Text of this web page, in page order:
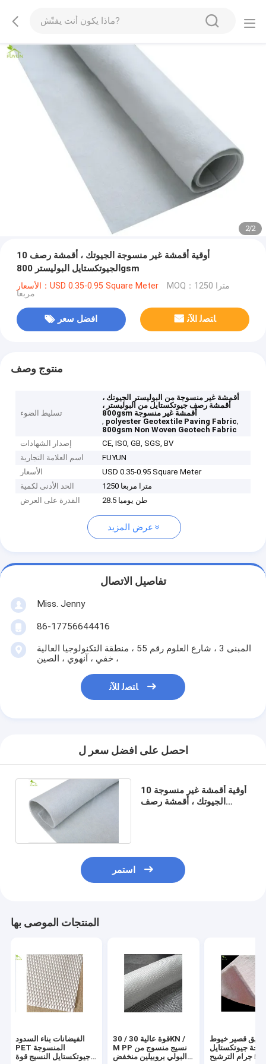
2/2
10 أوقية أقمشة غير منسوجة الجيوتك ، أقمشة رصف
الجيوتكستايل البوليستر 800gsm
الأسعار：USD 0.35-0.95 Square Meter MOQ：1250 مترا
مربعا
افضل سعر ﺎﺘﺼﻟ ﺍﻶﻧ
منتوج وصف
تسليط الضوء
أقمشة غير منسوجة من البوليستر الجيوتك ،
أقمشة رصف جيوتكستايل من البوليستر ،
800gsm أقمشة غير منسوجة
, polyester Geotextile Paving Fabric,
800gsm Non Woven Geotech Fabric
إصدار الشهادات
CE, ISO, GB, SGS, BV
اسم العلامة التجارية
FUYUN
الأسعار
USD 0.35-0.95 Square Meter
الحد الأدنى لكمية
1250 مترا مربعا
القدرة على العرض
28.5 طن يوميا
عرض المزيد
تفاصيل الاتصال
Miss. Jenny
86-17756644416
المبنى 3 ، شارع العلوم رقم 55 ، منطقة التكنولوجيا العالية
، خفي ، آنهوي ، الصين
ﺎﺘﺼﻟ ﺍﻶﻧ
احصل على افضل سعر ل
10 أوقية أقمشة غير منسوجة
الجيوتك ، أقمشة رصف
استمر
المنتجات الموصى بها
الفيضانات بناء السدود
PET المنسوجة
جيوتكستايل النسيج قوة
قوة عالية 30 / 30KN /
M PP نسيج منسوج من
البولي بروبيلين منخفض
قصير خيوط
جيوتكستايل
الترشيح